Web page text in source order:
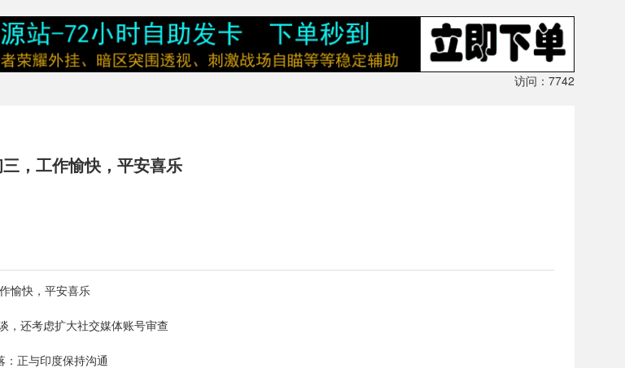
访问：7742
，工作愉快，平安喜乐
愉快，平安喜乐
，还考虑扩大社交媒体账号审查
：正与印度保持沟通